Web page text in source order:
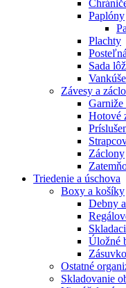
Paplóny
Plachty
Sada
Vankúše
Závesy a
Garniže
Hotové
Záclony
Triedenie a úschova
Boxy a košíky
Debny
Úložné
Ostatné
Skladovanie